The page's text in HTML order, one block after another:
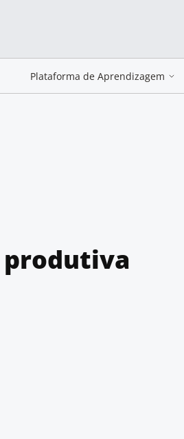
Plataforma de Aprendizagem
produtiva